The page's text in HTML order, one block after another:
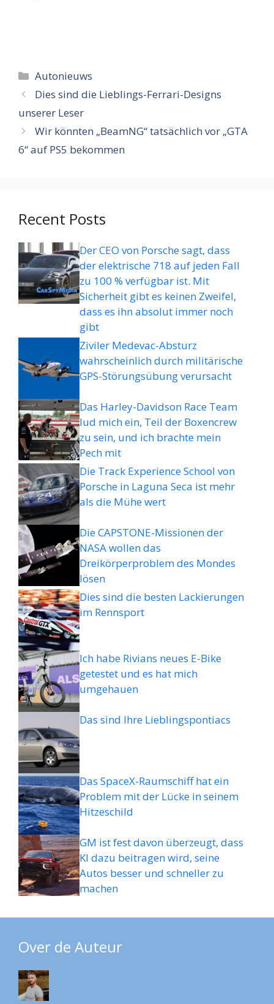
Categorieën
Autonieuws
Dies sind die Lieblings-Ferrari-Designs
unserer Leser
Wir könnten „BeamNG“ tatsächlich vor „GTA
6“ auf PS5 bekommen
Recent Posts
Der CEO von Porsche sagt, dass
der elektrische 718 auf jeden Fall
zu 100 % verfügbar ist. Mit
Sicherheit gibt es keinen Zweifel,
dass es ihn absolut immer noch
gibt
Ziviler Medevac-Absturz
wahrscheinlich durch militärische
GPS-Störungsübung verursacht
Das Harley-Davidson Race Team
lud mich ein, Teil der Boxencrew
zu sein, und ich brachte mein
Pech mit
Die Track Experience School von
Porsche in Laguna Seca ist mehr
als die Mühe wert
Die CAPSTONE-Missionen der
NASA wollen das
Dreikörperproblem des Mondes
lösen
Dies sind die besten Lackierungen
im Rennsport
Ich habe Rivians neues E-Bike
getestet und es hat mich
umgehauen
Das sind Ihre Lieblingspontiacs
Das SpaceX-Raumschiff hat ein
Problem mit der Lücke in seinem
Hitzeschild
GM ist fest davon überzeugt, dass
KI dazu beitragen wird, seine
Autos besser und schneller zu
machen
Over de Auteur